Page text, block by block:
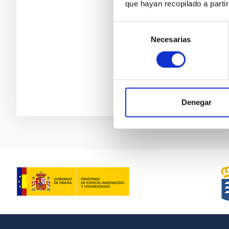
que hayan recopilado a
consentimiento
Necesarias
Denegar